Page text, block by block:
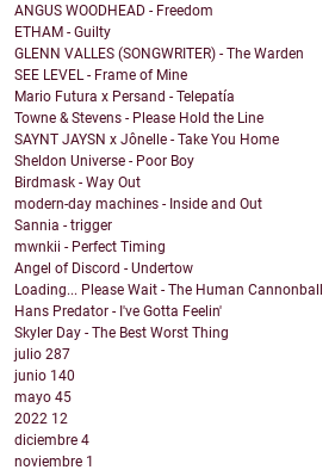
ANGUS WOODHEAD - Freedom
ETHAM - Guilty
GLENN VALLES (SONGWRITER) - The Warden
SEE LEVEL - Frame of Mine
Mario Futura x Persand - Telepatía
Towne & Stevens - Please Hold the Line
SAYNT JAYSN x Jônelle - Take You Home
Sheldon Universe - Poor Boy
Birdmask - Way Out
modern-day machines - Inside and Out
Sannia - trigger
mwnkii - Perfect Timing
Angel of Discord - Undertow
Loading... Please Wait - The Human Cannonball
Hans Predator - I've Gotta Feelin'
Skyler Day - The Best Worst Thing
julio 287
junio 140
mayo 45
2022 12
diciembre 4
noviembre 1